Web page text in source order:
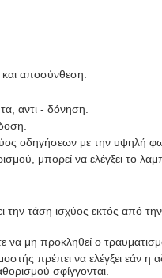
αποσύνθεση.
αντι - δόνηση.
οδηγήσεων με την υψηλή
μπορεί να ελέγξει το
την τάση ισχύος εκτός από
να μη προκληθεί ο
πρέπει να ελέγξει εάν η
σφίγγονται.